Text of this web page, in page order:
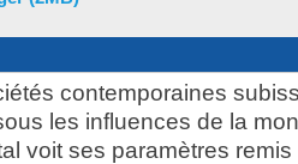
contemporaines
les influences de la
voit ses paramètres